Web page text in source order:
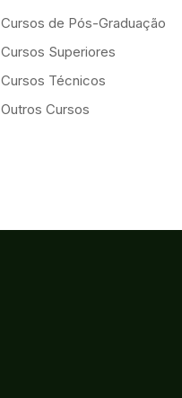
Cursos de Pós-Graduação
Cursos Superiores
Cursos Técnicos
Outros Cursos